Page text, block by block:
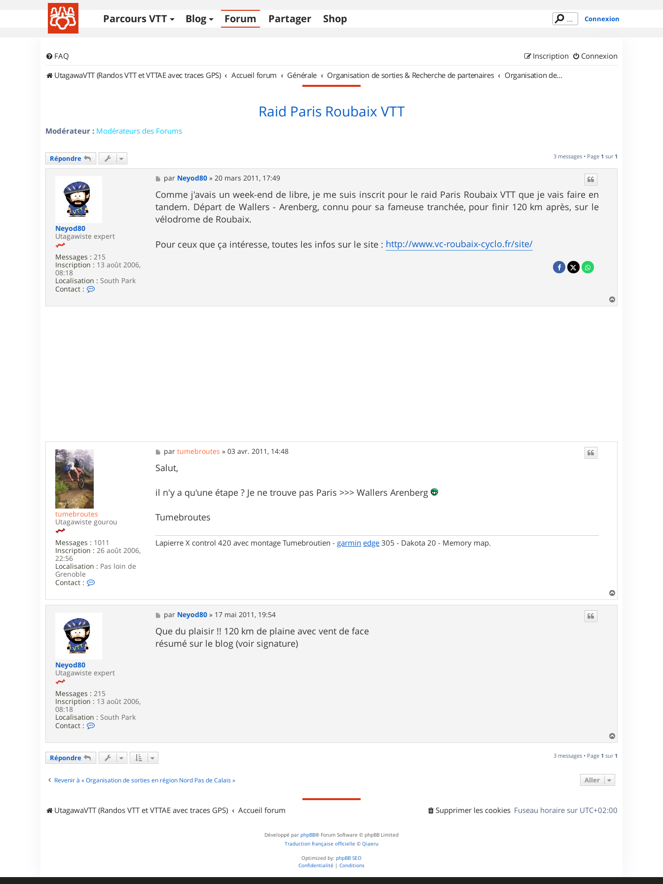
Parcours VTT Blog Forum Partager Shop Connexion
FAQ Connexion
Inscription
UtagawaVTT (Randos VTT et VTTAE avec traces GPS)
Accueil forum Générale Organisation de sorties & Recherche de partenaires Organisation de sorties en région Nord Pas de Calais
Raid Paris Roubaix VTT
Modérateur : Modérateurs des Forums
Répondre 3 messages • Page 1 sur 1
Neyod80
Utagawiste expert
Messages : 215
Inscription : 13 août 2006,
08:18
Localisation : South Park
Contact :
M
e
s
s
a
g
e
par Neyod80 »20 mars 2011, 17:49
Comme j'avais un week-end de libre, je me suis inscrit pour le raid Paris Roubaix VTT que je vais faire en
tandem. Départ de Wallers - Arenberg, connu pour sa fameuse tranchée, pour finir 120 km après, sur le
vélodrome de Roubaix.
Pour ceux que ça intéresse, toutes les infos sur le site : http://www.vc-roubaix-cyclo.fr/site/
a
tumebroutes
Utagawiste gourou
Messages : 1011
Inscription : 26 août 2006,
22:56
Localisation : Pas loin de
Grenoble
Contact :
n
t
e
r
o
t
M
e
s
s
g
e
partumebroutes »03 avr. 2011, 14:48
Salut,
il n'y a qu'une étape ? Je ne trouve pas Paris >>> Wallers Arenberg
Tumebroutes
Lapierre X control 420 avec montage Tumebroutien - garmin edge 305 - Dakota 20 - Memory map.
a
Neyod80
Utagawiste expert
Messages : 215
Inscription : 13 août 2006,
08:18
Localisation : South Park
Contact :
c
e
y
M
e
s
s
a
par Neyod80 » 17 mai 2011, 19:54
Que du plaisir !! 120 km de plaine avec vent de face
résumé sur le blog (voir signature)
a
t
Répondre 3 messages • Page 1 sur 1
Revenir à « Organisation de sorties en région Nord Pas de Calais » Aller
UtagawaVTT (Randos VTT et VTTAE avec traces GPS) Accueil forum Fuseau horaire sur UTC+02:00
Supprimer les cookies
Développé par phpBB® Forum Software © phpBB Limited
Traduction française officielle © Qiaeru
Optimized by: phpBB SEO
Confidentialité | Conditions